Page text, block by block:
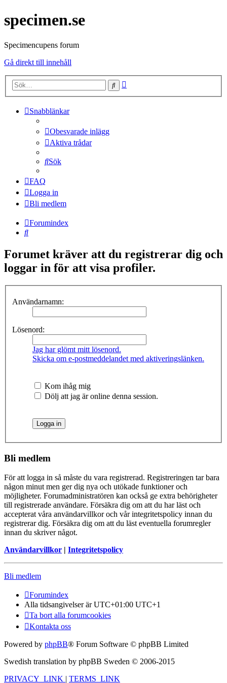
specimen.se
Specimencupens forum
Gå direkt till innehåll
Sök
Snabblänkar
Obesvarade inlägg
Aktiva trådar
Sök
FAQ
Logga in
Bli medlem
Forumindex
Sök
Forumet kräver att du registrerar dig och
loggar in för att visa profiler.
Användarnamn:
Lösenord:
Jag har glömt mitt lösenord.
Skicka om e-postmeddelandet med aktiveringslänken.
Kom ihåg mig
Dölj att jag är online denna session.
Bli medlem
För att logga in så måste du vara registrerad. Registreringen tar bara
någon minut men ger dig nya och utökade funktioner och
möjligheter. Forumadministratören kan också ge extra behörigheter
till registrerade användare. Försäkra dig om att du har läst och
accepterat våra användarvillkor och vår integritetspolicy innan du
registrerar dig. Försäkra dig om att du läst eventuella forumregler
innan du skriver något.
Användarvillkor | Integritetspolicy
Bli medlem
Forumindex
Alla tidsangivelser är UTC+01:00 UTC+1
Ta bort alla forumcookies
Kontakta oss
Powered by phpBB® Forum Software © phpBB Limited
Swedish translation by phpBB Sweden © 2006-2015
PRIVACY_LINK | TERMS_LINK